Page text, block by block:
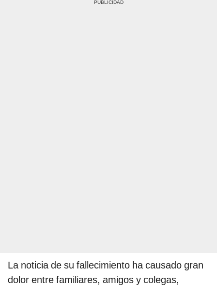
La noticia de su fallecimiento ha causado gran
dolor entre familiares, amigos y colegas,